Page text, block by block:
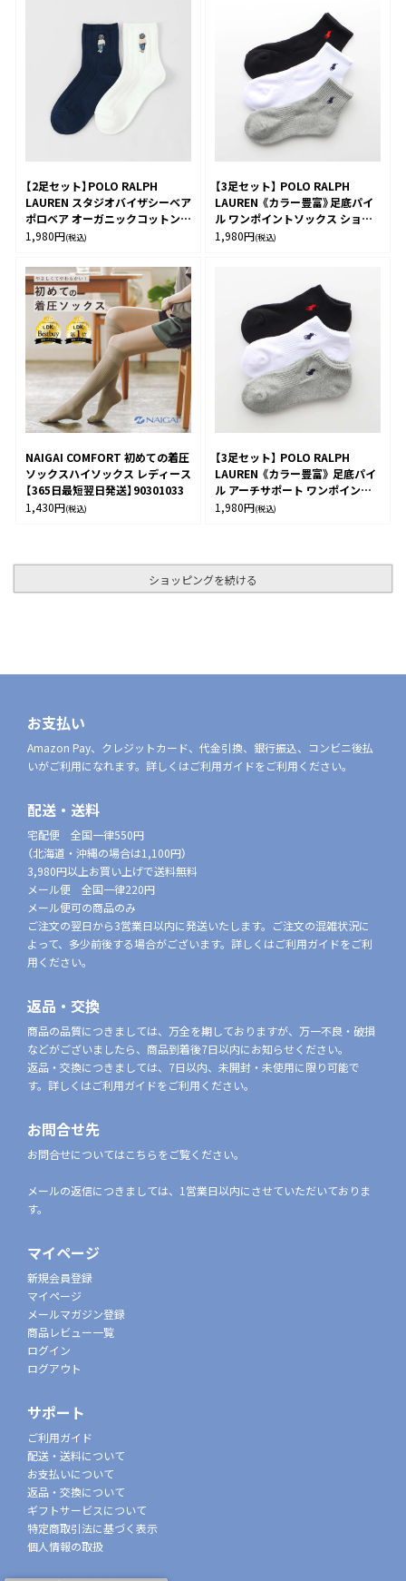
【2足セット】POLO RALPH
LAUREN スタジオバイザシーベア
ポロベア オーガニックコットン混
ショート丈 ソックス メンズ レデ
1,980円(税込)
【3足セット】 POLO RALPH
LAUREN 《カラー豊富》足底パイ
ル ワンポイントソックス ショー
ト丈 アーチサポート メンズ
1,980円(税込)
NAIGAI COMFORT 初めての着圧
ソックスハイソックス レディース
【365日最短翌日発送】90301033
1,430円(税込)
【3足セット】 POLO RALPH
LAUREN 《カラー豊富》 足底パイ
ル アーチサポート ワンポイント
刺繍 スニーカー丈 ソックス レデ
1,980円(税込)
ショッピングを続ける
お支払い
Amazon Pay、クレジットカード、代金引換、銀行振込、コンビニ後払
いがご利用になれます。詳しくはご利用ガイドをご利用ください。
配送・送料
宅配便 全国一律550円
（北海道・沖縄の場合は1,100円）
3,980円以上お買い上げで送料無料
メール便 全国一律220円
メール便可の商品のみ
ご注文の翌日から3営業日以内に発送いたします。ご注文の混雑状況に
よって、多少前後する場合がございます。詳しくはご利用ガイドをご利
用ください。
返品・交換
商品の品質につきましては、万全を期しておりますが、万一不良・破損
などがございましたら、商品到着後7日以内にお知らせください。
返品・交換につきましては、7日以内、未開封・未使用に限り可能で
す。詳しくはご利用ガイドをご利用ください。
お問合せ先
お問合せについてはこちらをご覧ください。
メールの返信につきましては、1営業日以内にさせていただいておりま
す。
マイページ
新規会員登録
マイページ
メールマガジン登録
商品レビュー一覧
ログイン
ログアウト
サポート
ご利用ガイド
配送・送料について
お支払いについて
返品・交換について
ギフトサービスについて
特定商取引法に基づく表示
個人情報の取扱